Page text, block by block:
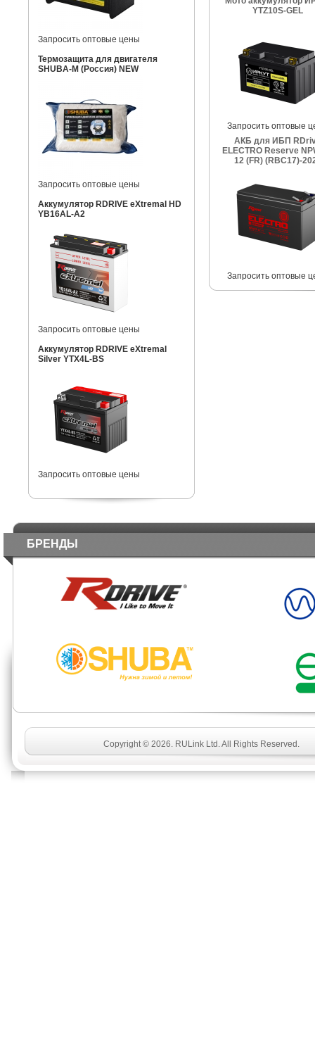
Запросить оптовые цены
Термозащита для двигателя
SHUBA-M (Россия) NEW
Запросить оптовые цены
Аккумулятор RDRIVE eXtremal HD
YB16AL-A2
Запросить оптовые цены
Аккумулятор RDRIVE eXtremal
Silver YTX4L-BS
Запросить оптовые цены
YTZ10S-GEL
Запросить оптовые
АКБ для ИБП
ELECTRO Reserve
12 (FR) (RBC17)-
Запросить оптовые
БРЕНДЫ
Copyright © 2026. RULink Ltd. All Rights Reserved.